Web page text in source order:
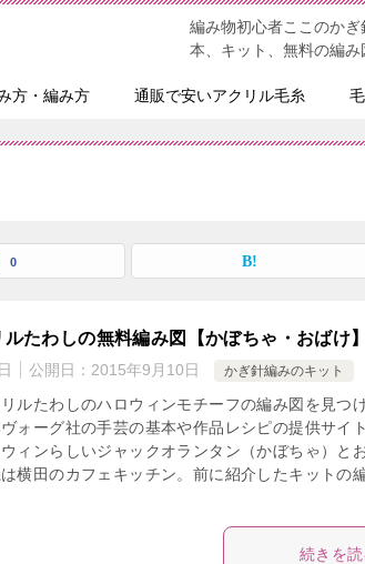
編み物初心者ここのか
本、キット、無料の編み
方・編み方 通販で安いアクリル毛糸
0
たわしの無料編み図【かぼちゃ・おばけ】
公開日： 2015年9月10日 かぎ針編みのキット
ルたわしのハロウィンモチーフの編み図を見つ
ォーグ社の手芸の基本や作品レシピの提供サイ
ィンらしいジャックオランタン（かぼちゃ）と
横田のカフェキッチン。前に紹介したキットの
続きを